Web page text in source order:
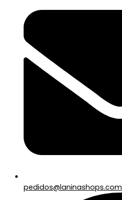
pedidos@laninashops.com